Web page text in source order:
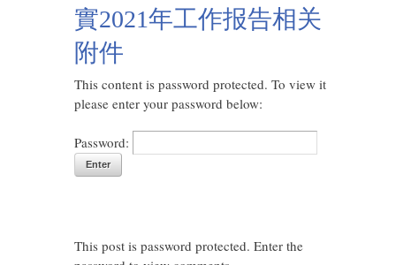
實2021年工作报告相关
附件
This content is password protected. To view it
please enter your password below:
Password:
This post is password protected. Enter the